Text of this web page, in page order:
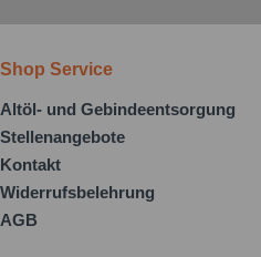
Shop Service
Altöl- und Gebindeentsorgung
Stellenangebote
Kontakt
Widerrufsbelehrung
AGB